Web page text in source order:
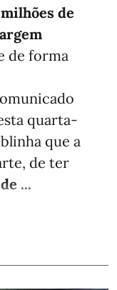
de
de forma
quarta-
que a
de ter
...